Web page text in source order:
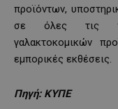
προϊόντων,
σε όλες τις
γαλακτοκομικών
εμπορικές εκθέσεις.
Πηγή: ΚΥΠΕ